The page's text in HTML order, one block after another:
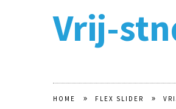
Vrij-
HOME » FLEX SLIDER »